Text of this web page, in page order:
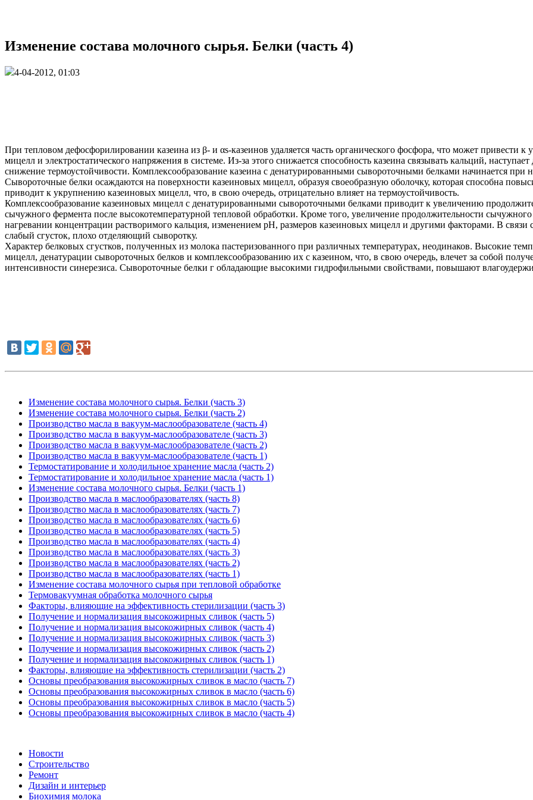
Изменение состава молочного сырья. Белки (часть 4)
4-04-2012, 01:03
При тепловом дефосфорилировании казеина из β- и αs-казеинов удаляется часть органического фосфора, что может привести
мицелл и электростатического напряжения в системе. Из-за этого снижается способность казеина связывать кальций,
снижение термоустойчивости. Комплексообразование казеина с денатурированными сывороточными белками начинается
Сывороточные белки осаждаются на поверхности казеиновых мицелл, образуя своеобразную оболочку, которая способна
приводит к укрупнению казеиновых мицелл, что, в свою очередь, отрицательно влияет на термоустойчивость.
Комплексообразование казеиновых мицелл с денатурированными сывороточными белками приводит к увеличению
сычужного фермента после высокотемпературной тепловой обработки. Кроме того, увеличение продолжительности
нагревании концентрации растворимого кальция, изменением pH, размеров казеиновых мицелл и другими факторами. В связи
слабый сгусток, плохо отделяющий сыворотку.
Характер белковых сгустков, полученных из молока пастеризованного при различных температурах, неодинаков. Высокие
мицелл, денатурации сывороточных белков и комплексообразованию их с казеином, что, в свою очередь, влечет за собой
интенсивности синерезиса. Сывороточные белки г обладающие высокими гидрофильными свойствами, повышают
Изменение состава молочного сырья. Белки (часть 3)
Изменение состава молочного сырья. Белки (часть 2)
Производство масла в вакуум-маслообразователе (часть 4)
Производство масла в вакуум-маслообразователе (часть 3)
Производство масла в вакуум-маслообразователе (часть 2)
Производство масла в вакуум-маслообразователе (часть 1)
Термостатирование и холодильное хранение масла (часть 2)
Термостатирование и холодильное хранение масла (часть 1)
Изменение состава молочного сырья. Белки (часть 1)
Производство масла в маслообразователях (часть 8)
Производство масла в маслообразователях (часть 7)
Производство масла в маслообразователях (часть 6)
Производство масла в маслообразователях (часть 5)
Производство масла в маслообразователях (часть 4)
Производство масла в маслообразователях (часть 3)
Производство масла в маслообразователях (часть 2)
Производство масла в маслообразователях (часть 1)
Изменение состава молочного сырья при тепловой обработке
Термовакуумная обработка молочного сырья
Факторы, влияющие на эффективность стерилизации (часть 3)
Получение и нормализация высокожирных сливок (часть 5)
Получение и нормализация высокожирных сливок (часть 4)
Получение и нормализация высокожирных сливок (часть 3)
Получение и нормализация высокожирных сливок (часть 2)
Получение и нормализация высокожирных сливок (часть 1)
Факторы, влияющие на эффективность стерилизации (часть 2)
Основы преобразования высокожирных сливок в масло (часть 7)
Основы преобразования высокожирных сливок в масло (часть 6)
Основы преобразования высокожирных сливок в масло (часть 5)
Основы преобразования высокожирных сливок в масло (часть 4)
Новости
Строительство
Ремонт
Дизайн и интерьер
Биохимия молока